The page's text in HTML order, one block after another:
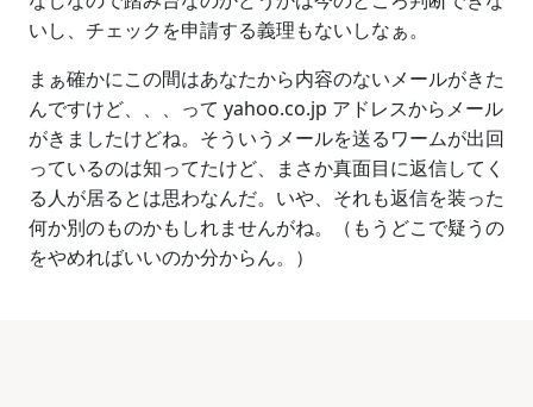
いし、チェックを申請する義理もないしなぁ。
まぁ確かにこの間はあなたから内容のないメールがきた
んですけど、、、って yahoo.co.jp アドレスからメール
がきましたけどね。そういうメールを送るワームが出回
っているのは知ってたけど、まさか真面目に返信してく
る人が居るとは思わなんだ。いや、それも返信を装った
何か別のものかもしれませんがね。（もうどこで疑うの
をやめればいいのか分からん。）